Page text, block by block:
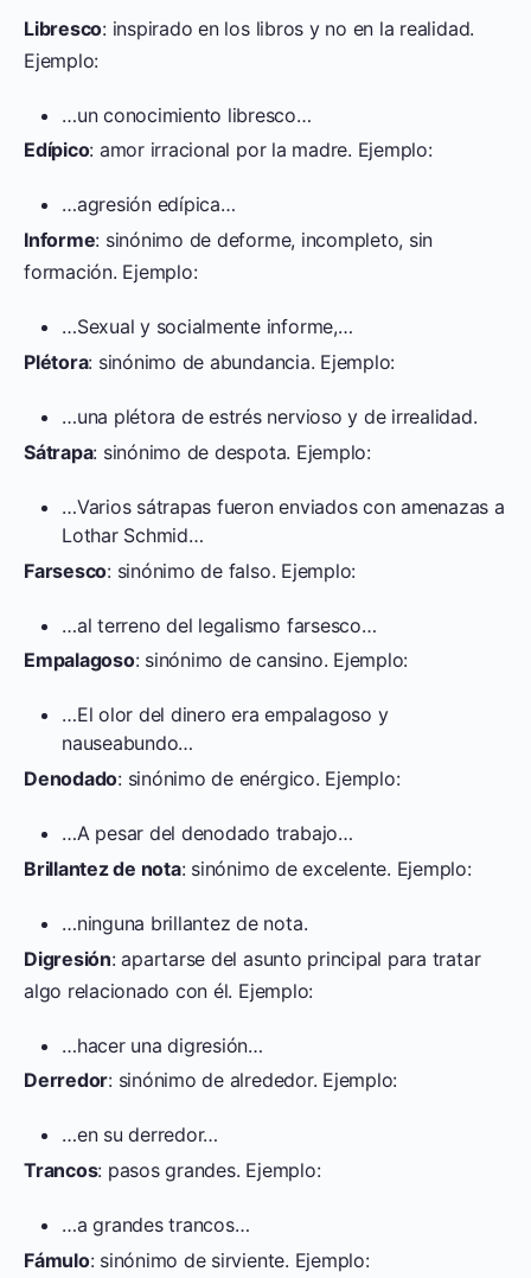
Libresco: inspirado en los libros y no en la realidad.
Ejemplo:
…un conocimiento libresco…
Edípico: amor irracional por la madre. Ejemplo:
…agresión edípica…
Informe: sinónimo de deforme, incompleto, sin
formación. Ejemplo:
…Sexual y socialmente informe,…
Plétora: sinónimo de abundancia. Ejemplo:
…una plétora de estrés nervioso y de irrealidad.
Sátrapa: sinónimo de despota. Ejemplo:
…Varios sátrapas fueron enviados con amenazas a
Lothar Schmid…
Farsesco: sinónimo de falso. Ejemplo:
…al terreno del legalismo farsesco…
Empalagoso: sinónimo de cansino. Ejemplo:
…El olor del dinero era empalagoso y
nauseabundo…
Denodado: sinónimo de enérgico. Ejemplo:
…A pesar del denodado trabajo…
Brillantez de nota: sinónimo de excelente. Ejemplo:
…ninguna brillantez de nota.
Digresión: apartarse del asunto principal para tratar
algo relacionado con él. Ejemplo:
…hacer una digresión…
Derredor: sinónimo de alrededor. Ejemplo:
…en su derredor…
Trancos: pasos grandes. Ejemplo:
…a grandes trancos…
Fámulo: sinónimo de sirviente. Ejemplo: